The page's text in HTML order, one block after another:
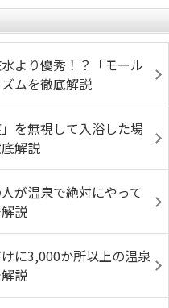
より優秀！？「モール
ムを徹底解説
を無視して入浴した場
解説
が温泉で絶対にやって
説
に3,000か所以上の温泉
説